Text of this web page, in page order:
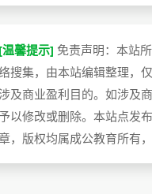
馨提示] 免责声明：本站
搜集，由本站编辑整理，
及商业盈利目的。如涉及
以修改或删除。本站点发
，版权均属成公教育所有